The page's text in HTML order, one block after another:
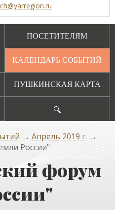
ПОСЕТИТЕЛЯМ
КАЛЕНДАРЬ СОБЫТИЙ
ПУШКИНСКАЯ КАРТА
🔍
→ Апрель 2019 г. →
России"
форум